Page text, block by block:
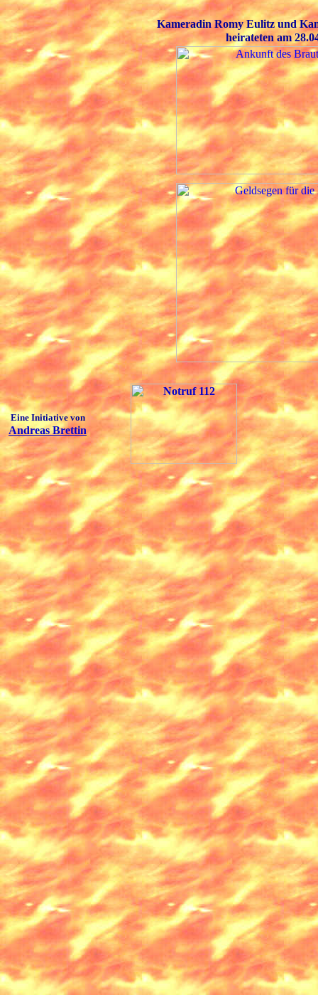
Kameradin Romy Eulitz und
heirateten am
Eine Initiative von
Andreas Brettin